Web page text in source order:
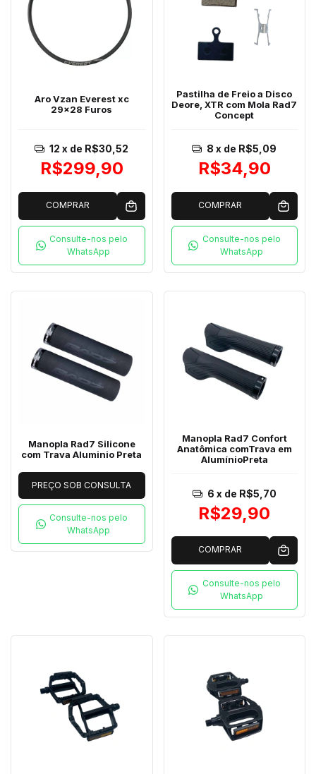
Aro Vzan Everest xc
29x28 Furos
R$299,90
12 x de R$30,52
COMPRAR
Consulte-nos pelo
WhatsApp
Pastilha de Freio a Disco
Deore, XTR com Mola Rad7
Concept
R$34,90
8 x de R$5,09
COMPRAR
Consulte-nos pelo
WhatsApp
Manopla Rad7 Silicone
com Trava Aluminio Preta
PREÇO SOB CONSULTA
Consulte-nos pelo
WhatsApp
Manopla Rad7 Confort
Anatômica comTrava em
AlumínioPreta
R$29,90
6 x de R$5,70
COMPRAR
Consulte-nos pelo
WhatsApp